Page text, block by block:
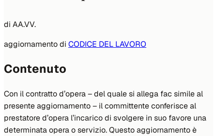
di AA.VV.
aggiornamento di CODICE DEL LAVORO
Contenuto
Con il contratto d’opera – del quale si allega fac simile al
presente aggiornamento – il committente conferisce al
prestatore d’opera l’incarico di svolgere in suo favore una
determinata opera o servizio. Questo aggiornamento è